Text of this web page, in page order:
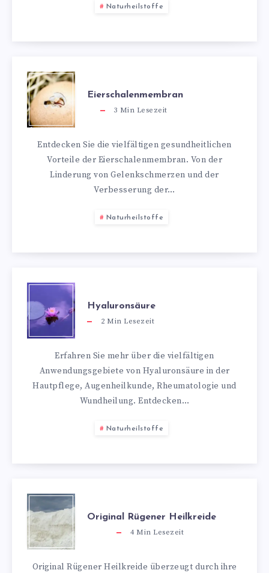
Naturheilstoffe
Eierschalenmembran
3 Min Lesezeit
Entdecken Sie die vielfältigen gesundheitlichen
Vorteile der Eierschalenmembran. Von der
Linderung von Gelenkschmerzen und der
Verbesserung der…
Naturheilstoffe
Hyaluronsäure
2 Min Lesezeit
Erfahren Sie mehr über die vielfältigen
Anwendungsgebiete von Hyaluronsäure in der
Hautpflege, Augenheilkunde, Rheumatologie und
Wundheilung. Entdecken…
Naturheilstoffe
Original Rügener Heilkreide
4Min Lesezeit
Original Rügener Heilkreide überzeugt durch ihre